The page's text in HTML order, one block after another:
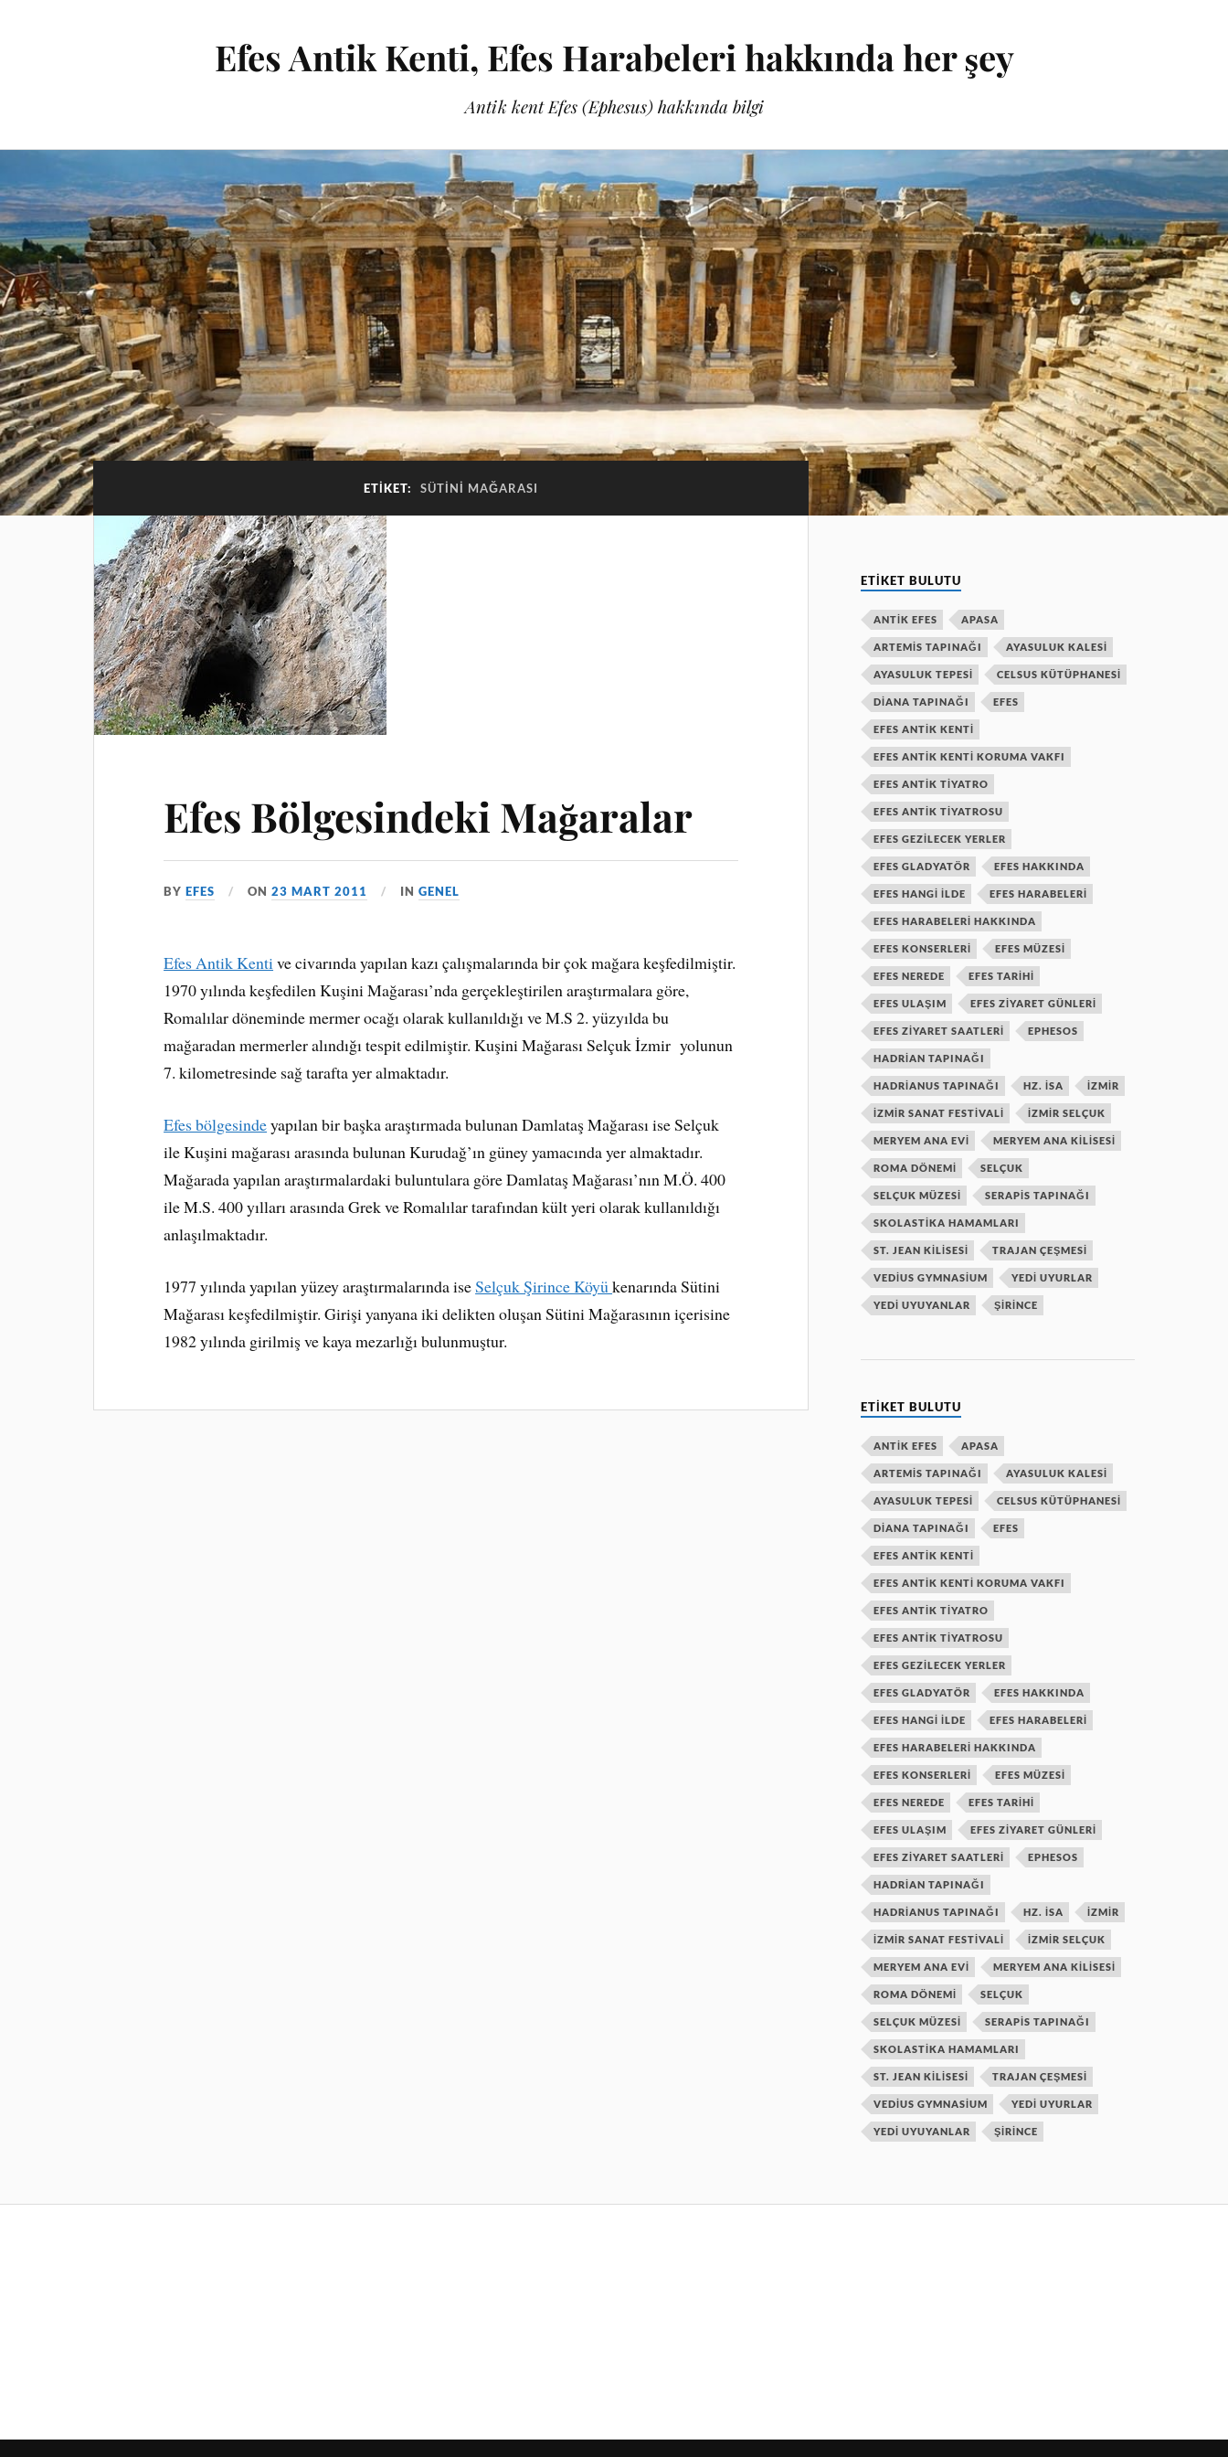
Efes Antik Kenti, Efes Harabeleri hakkında her şey
Antik kent Efes (Ephesus) hakkında bilgi
ETIKET: SÜTINI MAĞARASI
Efes Bölgesindeki Mağaralar
BYEFES ON23 MART 2011 INGENEL
Efes Antik Kentive civarında yapılan kazı çalışmalarında bir çok mağara keşfedilmiştir.
1970 yılında keşfedilen Kuşini Mağarası’nda gerçekleştirilen araştırmalara göre,
Romalılar döneminde mermer ocağı olarak kullanıldığı ve M.S 2. yüzyılda bu
mağaradan mermerler alındığı tespit edilmiştir. Kuşini Mağarası Selçuk İzmir yolunun
7. kilometresinde sağ tarafta yer almaktadır.
Efes bölgesindeyapılan bir başka araştırmada bulunan Damlataş Mağarası ise Selçuk
ile Kuşini mağarası arasında bulunan Kurudağ’ın güney yamacında yer almaktadır.
Mağarada yapılan araştırmalardaki buluntulara göre Damlataş Mağarası’nın M.Ö. 400
ile M.S. 400 yılları arasında Grek ve Romalılar tarafından kült yeri olarak kullanıldığı
anlaşılmaktadır.
1977 yılında yapılan yüzey araştırmalarında iseSelçuk Şirince Köyükenarında Sütini
Mağarası keşfedilmiştir. Girişi yanyana iki delikten oluşan Sütini Mağarasının içerisine
1982 yılında girilmiş ve kaya mezarlığı bulunmuştur.
ETIKET BULUTU
ANTIK EFES APASA
ARTEMIS TAPINAĞI AYASULUK KALESI
AYASULUK TEPESI CELSUS KÜTÜPHANESI
DIANA TAPINAĞI EFES
EFES ANTIK KENTI
EFES ANTIK KENTI KORUMA VAKFI
EFES ANTIK TIYATRO
EFES ANTIK TIYATROSU
EFES GEZILECEK YERLER
EFES GLADYATÖR EFES HAKKINDA
EFES HANGI ILDE EFES HARABELERI
EFES HARABELERI HAKKINDA
EFES KONSERLERI EFES MÜZESI
EFES NEREDE EFES TARIHI
EFES ULAŞIM EFES ZIYARET GÜNLERI
EFES ZIYARET SAATLERI EPHESOS
HADRIAN TAPINAĞI
HADRIANUS TAPINAĞI HZ. ISA IZMIR
IZMIR SANAT FESTIVALI IZMIR SELÇUK
MERYEM ANA EVI MERYEM ANA KILISESI
ROMA DÖNEMI SELÇUK
SELÇUK MÜZESI SERAPIS TAPINAĞI
SKOLASTIKA HAMAMLARI
ST. JEAN KILISESI TRAJAN ÇEŞMESI
VEDIUS GYMNASIUM YEDI UYURLAR
YEDI UYUYANLAR ŞIRINCE
ETIKET BULUTU
ANTIK EFES APASA
ARTEMIS TAPINAĞI AYASULUK KALESI
AYASULUK TEPESI CELSUS KÜTÜPHANESI
DIANA TAPINAĞI EFES
EFES ANTIK KENTI
EFES ANTIK KENTI KORUMA VAKFI
EFES ANTIK TIYATRO
EFES ANTIK TIYATROSU
EFES GEZILECEK YERLER
EFES GLADYATÖR EFES HAKKINDA
EFES HANGI ILDE EFES HARABELERI
EFES HARABELERI HAKKINDA
EFES KONSERLERI EFES MÜZESI
EFES NEREDE EFES TARIHI
EFES ULAŞIM EFES ZIYARET GÜNLERI
EFES ZIYARET SAATLERI EPHESOS
HADRIAN TAPINAĞI
HADRIANUS TAPINAĞI HZ. ISA IZMIR
IZMIR SANAT FESTIVALI IZMIR SELÇUK
MERYEM ANA EVI MERYEM ANA KILISESI
ROMA DÖNEMI SELÇUK
SELÇUK MÜZESI SERAPIS TAPINAĞI
SKOLASTIKA HAMAMLARI
ST. JEAN KILISESI TRAJAN ÇEŞMESI
VEDIUS GYMNASIUM YEDI UYURLAR
YEDI UYUYANLAR ŞIRINCE